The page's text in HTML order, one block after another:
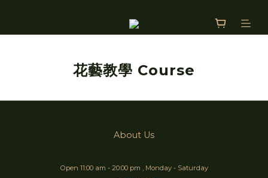
花藝教學 Course
About Us
Open 11:00 am - 20:00 pm , Monday - Saturday